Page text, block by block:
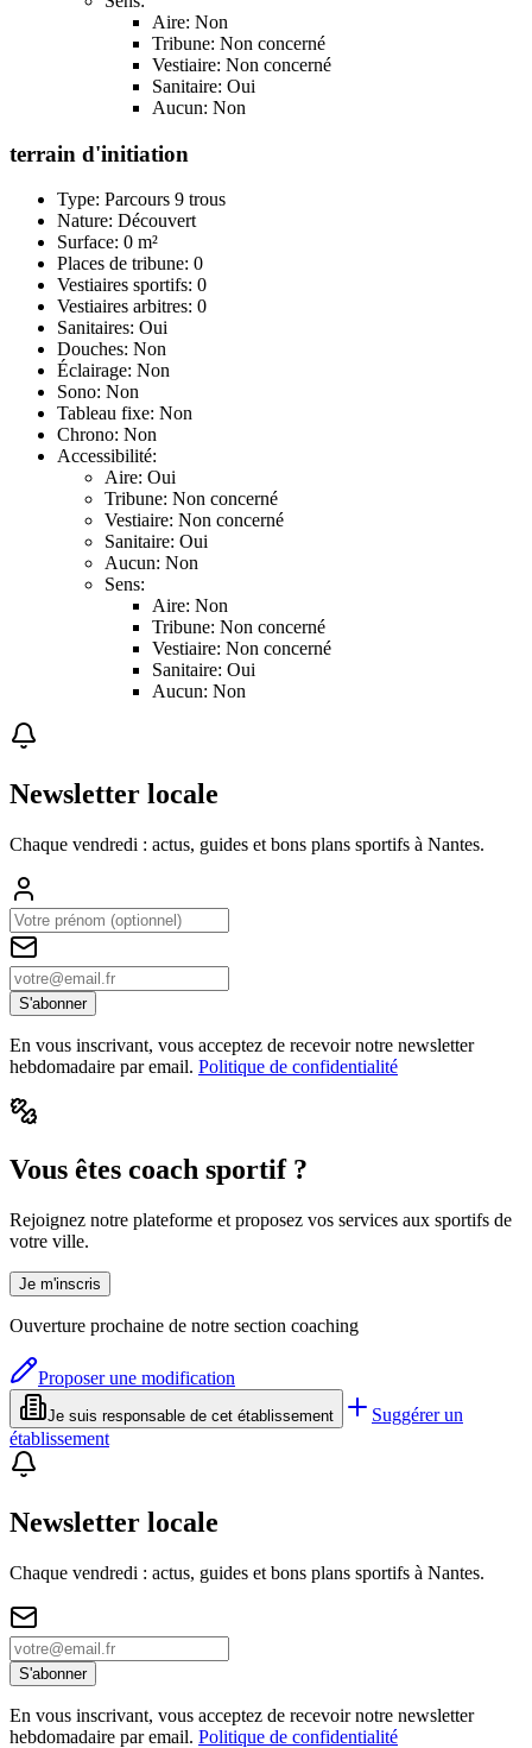
Aire: Non
Tribune: Non concerné
Vestiaire: Non concerné
Sanitaire: Oui
Aucun: Non
terrain d'initiation
Type: Parcours 9 trous
Nature: Découvert
Surface: 0 m²
Places de tribune: 0
Vestiaires sportifs: 0
Vestiaires arbitres: 0
Sanitaires: Oui
Douches: Non
Éclairage: Non
Sono: Non
Tableau fixe: Non
Chrono: Non
Accessibilité:
Aire: Oui
Tribune: Non concerné
Vestiaire: Non concerné
Sanitaire: Oui
Aucun: Non
Sens:
Aire: Non
Tribune: Non concerné
Vestiaire: Non concerné
Sanitaire: Oui
Aucun: Non
Newsletter locale
Chaque vendredi : actus, guides et bons plans sportifs à Nantes.
S'abonner
En vous inscrivant, vous acceptez de recevoir notre newsletter
hebdomadaire par email. Politique de confidentialité
Vous êtes coach sportif ?
Rejoignez notre plateforme et proposez vos services aux sportifs de
votre ville.
Je m'inscris
Ouverture prochaine de notre section coaching
Proposer une modification
Je suis responsable de cet établissement
Suggérer un
établissement
Newsletter locale
Chaque vendredi : actus, guides et bons plans sportifs à Nantes.
S'abonner
En vous inscrivant, vous acceptez de recevoir notre newsletter
hebdomadaire par email. Politique de confidentialité